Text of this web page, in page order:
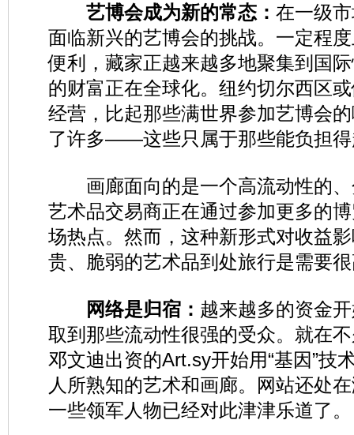
艺博会成为新的常态： 在一级
面临新兴的艺博会的挑战。一定程
便利，藏家正越来越多地聚集到国
的财富正在全球化。纽约切尔西区
经营，比起那些满世界参加艺博会
了许多——这些只属于那些能负担得
画廊面向的是一个高流动性的、
艺术品交易商正在通过参加更多的
场热点。然而，这种新形式对收益
贵、脆弱的艺术品到处旅行是需要
网络是归宿： 越来越多的资金
取到那些流动性很强的受众。就在
邓文迪出资的Art.sy开始用“基因”技
人所熟知的艺术和画廊。网站还处
一些领军人物已经对此津津乐道了。